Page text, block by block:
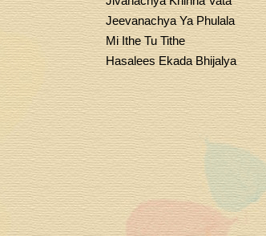
Jeevanachya Ya Phulala
Mi Ithe Tu Tithe
Hasalees Ekada Bhijalya